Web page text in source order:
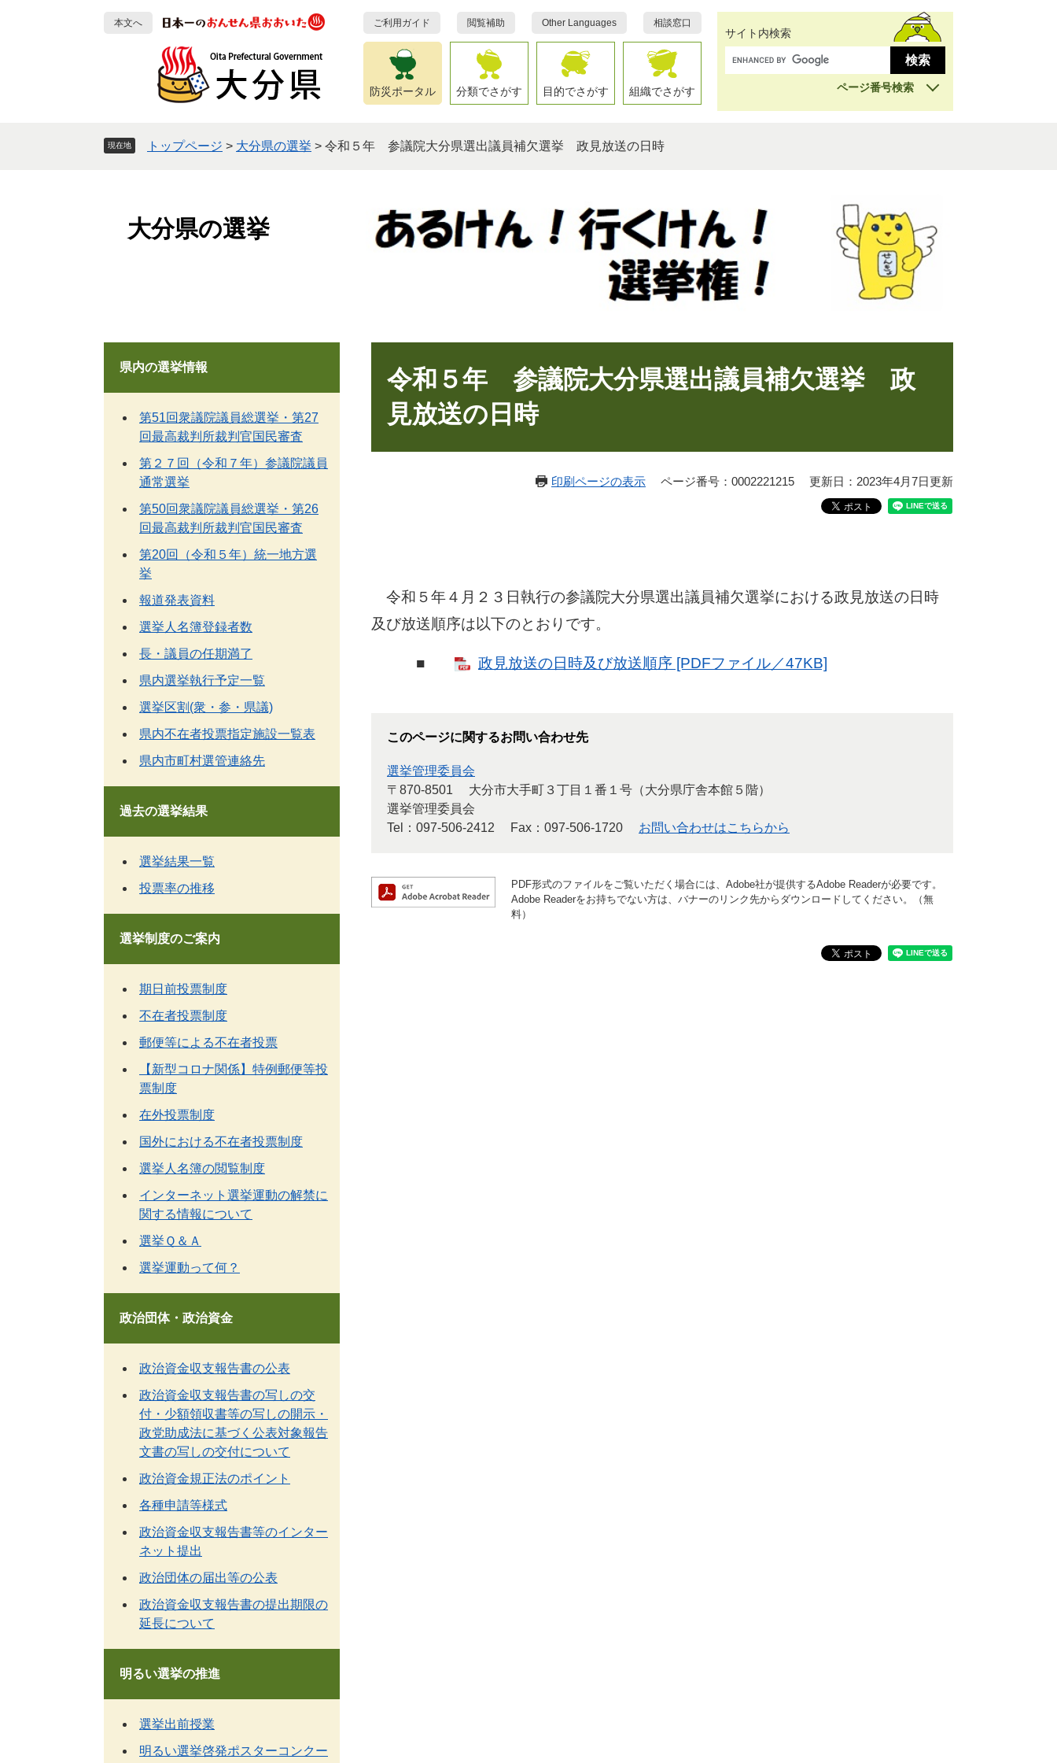
本文へ ご利用ガイド 閲覧補助 Other Languages 相談窓口
防災ポータル 分類でさがす 目的でさがす 組織でさがす
サイト内検索
ページ番号検索
現在地 トップページ > 大分県の選挙 > 令和５年 参議院大分県選出議員補欠選挙 政見放送の日時
大分県の選挙
令和５年 参議院大分県選出議員補欠選挙 政
見放送の日時
印刷ページの表示 ページ番号：0002221215 更新日：2023年4月7日更新
令和５年４月２３日執行の参議院大分県選出議員補欠選挙における政見放送の日時
及び放送順序は以下のとおりです。
■ 政見放送の日時及び放送順序 [PDFファイル／47KB]
このページに関するお問い合わせ先
選挙管理委員会
〒870-8501
大分市大手町３丁目１番１号（大分県庁舎本館５階）
選挙管理委員会
Tel：097-506-2412
Fax：097-506-1720 お問い合わせはこちらから
PDF形式のファイルをご覧いただく場合には、Adobe社が提供するAdobe Readerが必要です。
Adobe Readerをお持ちでない方は、バナーのリンク先からダウンロードしてください。（無
料）
県内の選挙情報
第51回衆議院議員総選挙・第27
回最高裁判所裁判官国民審査
第２７回（令和７年）参議院議員
通常選挙
第50回衆議院議員総選挙・第26
回最高裁判所裁判官国民審査
第20回（令和５年）統一地方選
挙
報道発表資料
選挙人名簿登録者数
長・議員の任期満了
県内選挙執行予定一覧
選挙区割(衆・参・県議)
県内不在者投票指定施設一覧表
県内市町村選管連絡先
過去の選挙結果
選挙結果一覧
投票率の推移
選挙制度のご案内
期日前投票制度
不在者投票制度
郵便等による不在者投票
【新型コロナ関係】特例郵便等投
票制度
在外投票制度
国外における不在者投票制度
選挙人名簿の閲覧制度
インターネット選挙運動の解禁に
関する情報について
選挙Ｑ＆Ａ
選挙運動って何？
政治団体・政治資金
政治資金収支報告書の公表
政治資金収支報告書の写しの交
付・少額領収書等の写しの開示・
政党助成法に基づく公表対象報告
文書の写しの交付について
政治資金規正法のポイント
各種申請等様式
政治資金収支報告書等のインター
ネット提出
政治団体の届出等の公表
政治資金収支報告書の提出期限の
延長について
明るい選挙の推進
選挙出前授業
明るい選挙啓発ポスターコンクー